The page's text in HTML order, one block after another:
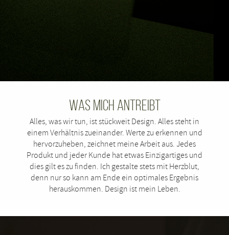
Was mich antreibt
Alles, was wir tun, ist stückweit Design. Alles steht in
einem Verhältnis zueinander. Werte zu erkennen und
hervorzuheben, zeichnet meine Arbeit aus. Jedes
Produkt und jeder Kunde hat etwas Einzigartiges und
dies gilt es zu finden. Ich gestalte stets mit Herzblut,
denn nur so kann am Ende ein optimales Ergebnis
herauskommen. Design ist mein Leben.